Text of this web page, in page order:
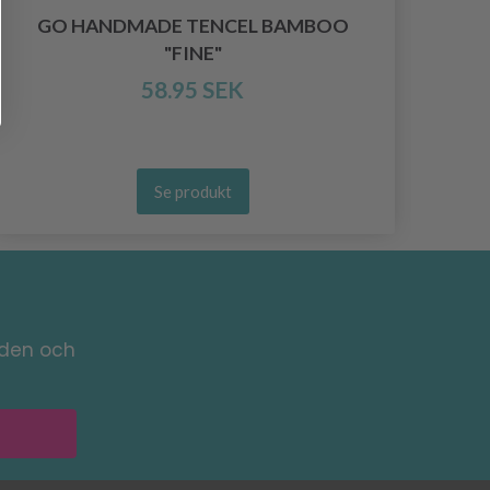
GO HANDMADE TENCEL BAMBOO
"FINE"
58.95 SEK
Se produkt
och